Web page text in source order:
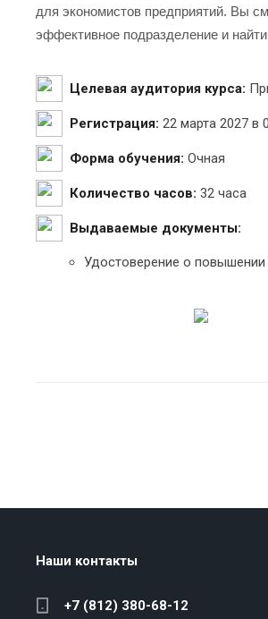
для экономистов предприятий. Вы
эффективное подразделение и
Целевая аудитория курса:
Регистрация: 22 марта 2027 в
Форма обучения: Очная
Количество часов: 32 часа
Выдаваемые документы:
Удостоверение о
Наши контакты
+7 (812) 380-68-12